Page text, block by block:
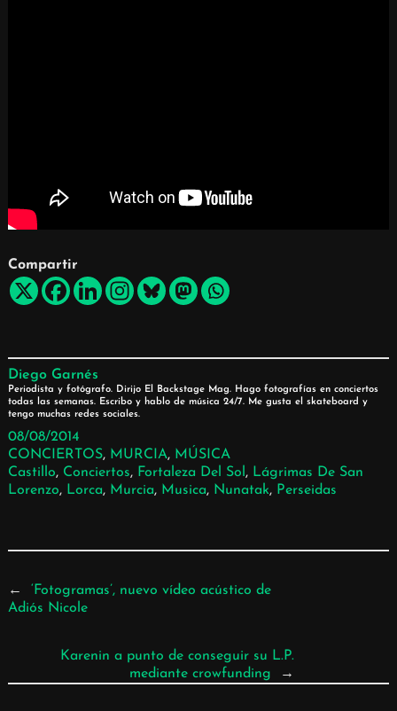
Compartir
Diego Garnés
Periodista y fotógrafo. Dirijo El Backstage Mag. Hago fotografías en conciertos
todas las semanas. Escribo y hablo de música 24/7. Me gusta el skateboard y
tengo muchas redes sociales.
08/08/2014
CONCIERTOS, MURCIA, MÚSICA
Castillo, Conciertos, Fortaleza Del Sol, Lágrimas De San
Lorenzo, Lorca, Murcia, Musica, Nunatak, Perseidas
←
‘Fotogramas’, nuevo vídeo acústico de
Adiós Nicole
Karenin a punto de conseguir su L.P.
mediante crowfunding
→